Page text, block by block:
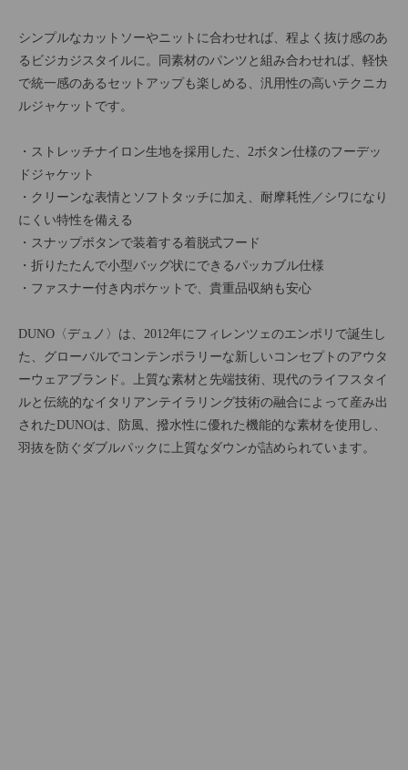
シンプルなカットソーやニットに合わせれば、程よく抜け感のあ
るビジカジスタイルに。同素材のパンツと組み合わせれば、軽快
で統一感のあるセットアップも楽しめる、汎用性の高いテクニカ
ルジャケットです。
・ストレッチナイロン生地を採用した、2ボタン仕様のフーデッ
ドジャケット
・クリーンな表情とソフトタッチに加え、耐摩耗性／シワになり
にくい特性を備える
・スナップボタンで装着する着脱式フード
・折りたたんで小型バッグ状にできるパッカブル仕様
・ファスナー付き内ポケットで、貴重品収納も安心
DUNO〈デュノ〉は、2012年にフィレンツェのエンポリで誕生し
た、グローバルでコンテンポラリーな新しいコンセプトのアウタ
ーウェアブランド。上質な素材と先端技術、現代のライフスタイ
ルと伝統的なイタリアンテイラリング技術の融合によって産み出
されたDUNOは、防風、撥水性に優れた機能的な素材を使用し、
羽抜を防ぐダブルパックに上質なダウンが詰められています。